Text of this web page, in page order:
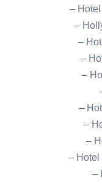
–
–
–
–
–
–
–
–
– Hotel
–